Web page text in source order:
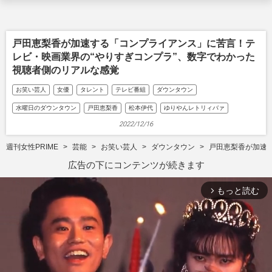
戸田恵梨香が加速する「コンプライアンス」に苦言！テ
レビ・映画業界の“やりすぎコンプラ”、数字でわかった
視聴者側のリアルな感覚
お笑い芸人 女優 タレント テレビ番組 ダウンタウン
水曜日のダウンタウン 戸田恵梨香 松本伊代 ゆりやんレトリィバァ
2022/12/16
週刊女性PRIME 芸能 お笑い芸人 ダウンタウン 戸田恵梨香が加速
広告の下にコンテンツが続きます
arrow_forward_ios もっと読む